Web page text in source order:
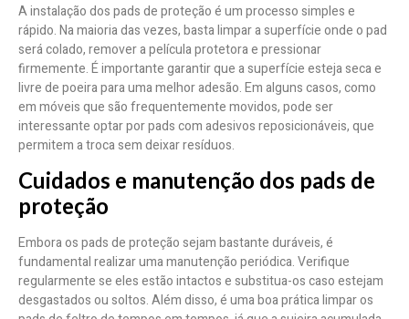
A instalação dos pads de proteção é um processo simples e
rápido. Na maioria das vezes, basta limpar a superfície onde o pad
será colado, remover a película protetora e pressionar
firmemente. É importante garantir que a superfície esteja seca e
livre de poeira para uma melhor adesão. Em alguns casos, como
em móveis que são frequentemente movidos, pode ser
interessante optar por pads com adesivos reposicionáveis, que
permitem a troca sem deixar resíduos.
Cuidados e manutenção dos pads de
proteção
Embora os pads de proteção sejam bastante duráveis, é
fundamental realizar uma manutenção periódica. Verifique
regularmente se eles estão intactos e substitua-os caso estejam
desgastados ou soltos. Além disso, é uma boa prática limpar os